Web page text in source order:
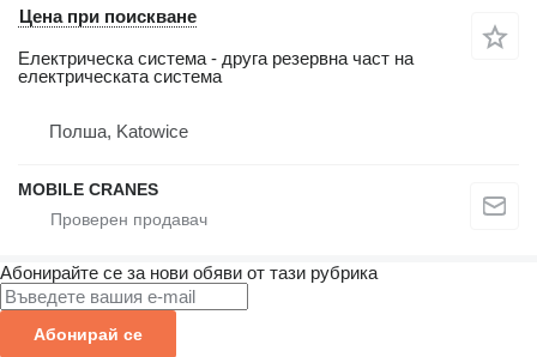
Цена при поискване
Електрическа система - друга резервна част на
електрическата система
Полша, Katowice
MOBILE CRANES
Абонирайте се за нови обяви от тази рубрика
Абонирай се